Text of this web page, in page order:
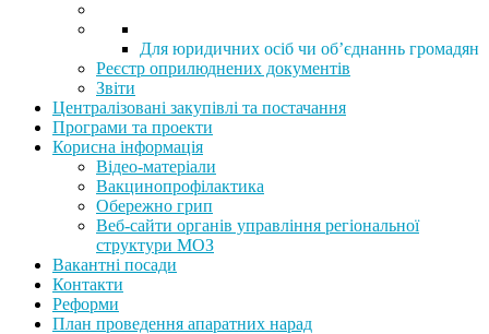
Для юридичних осіб чи об’єднаннь громадян
Реєстр оприлюднених документів
Звіти
Централізовані закупівлі та постачання
Програми та проекти
Корисна інформація
Відео-матеріали
Вакцинопрофілактика
Обережно грип
Веб-сайти органів управління регіональної
структури МОЗ
Вакантні посади
Контакти
Реформи
План проведення апаратних нарад